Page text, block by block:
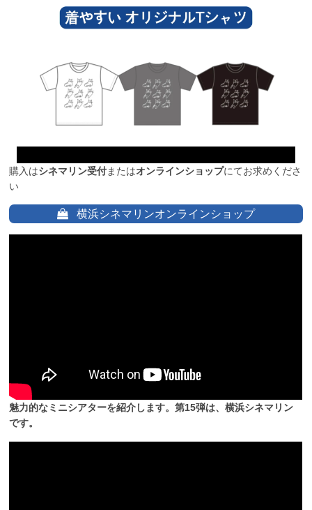
購入はシネマリン受付またはオンラインショップにてお求めくださ
い
横浜シネマリンオンラインショップ
魅力的なミニシアターを紹介します。第15弾は、横浜シネマリン
です。